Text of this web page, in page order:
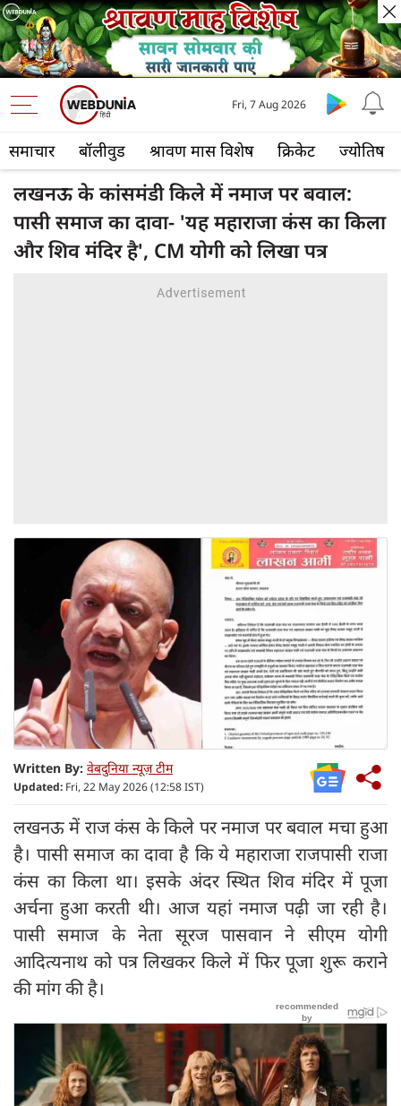
समाचार बॉलीवुड श्रावण मास विशेष क्रिकेट ज्योतिष
Fri, 7 Aug 2026
लखनऊ के कांसमंडी किले में नमाज पर बवाल:
पासी समाज का दावा- 'यह महाराजा कंस का किला
और शिव मंदिर है', CM योगी को लिखा पत्र
Written By: वेबदुनिया न्यूज़ टीम
Updated: Fri, 22 May 2026 (12:58 IST)
लखनऊ में राज कंस के किले पर नमाज पर बवाल मचा हुआ
है। पासी समाज का दावा है कि ये महाराजा राजपासी राजा
कंस का किला था। इसके अंदर स्थित शिव मंदिर में पूजा
अर्चना हुआ करती थी। आज यहां नमाज पढ़ी जा रही है।
पासी समाज के नेता सूरज पासवान ने सीएम योगी
आदित्यनाथ को पत्र लिखकर किले में फिर पूजा शुरू कराने
की मांग की है।